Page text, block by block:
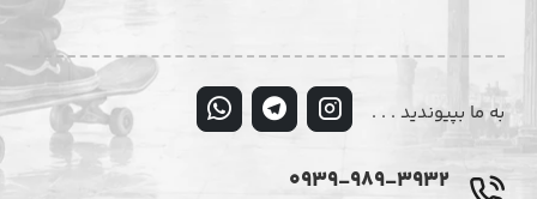
به ما بپیوندید . . .
0939-989-3932